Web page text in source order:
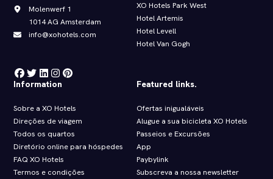
Molenwerf 1
1014 AG Amsterdam
info@xohotels.com
XO Hotels Park West
Hotel Artemis
Hotel Levell
Hotel Van Gogh
Information
Sobre a XO Hotels
Direções de viagem
Todos os quartos
Diretório online para hóspedes
FAQ XO Hotels
Termos e condições
Featured links.
Ofertas inigualáveis
Alugue a sua bicicleta XO Hotels
Passeios e Excursões
App
Paybylink
Subscreva a nossa newsletter